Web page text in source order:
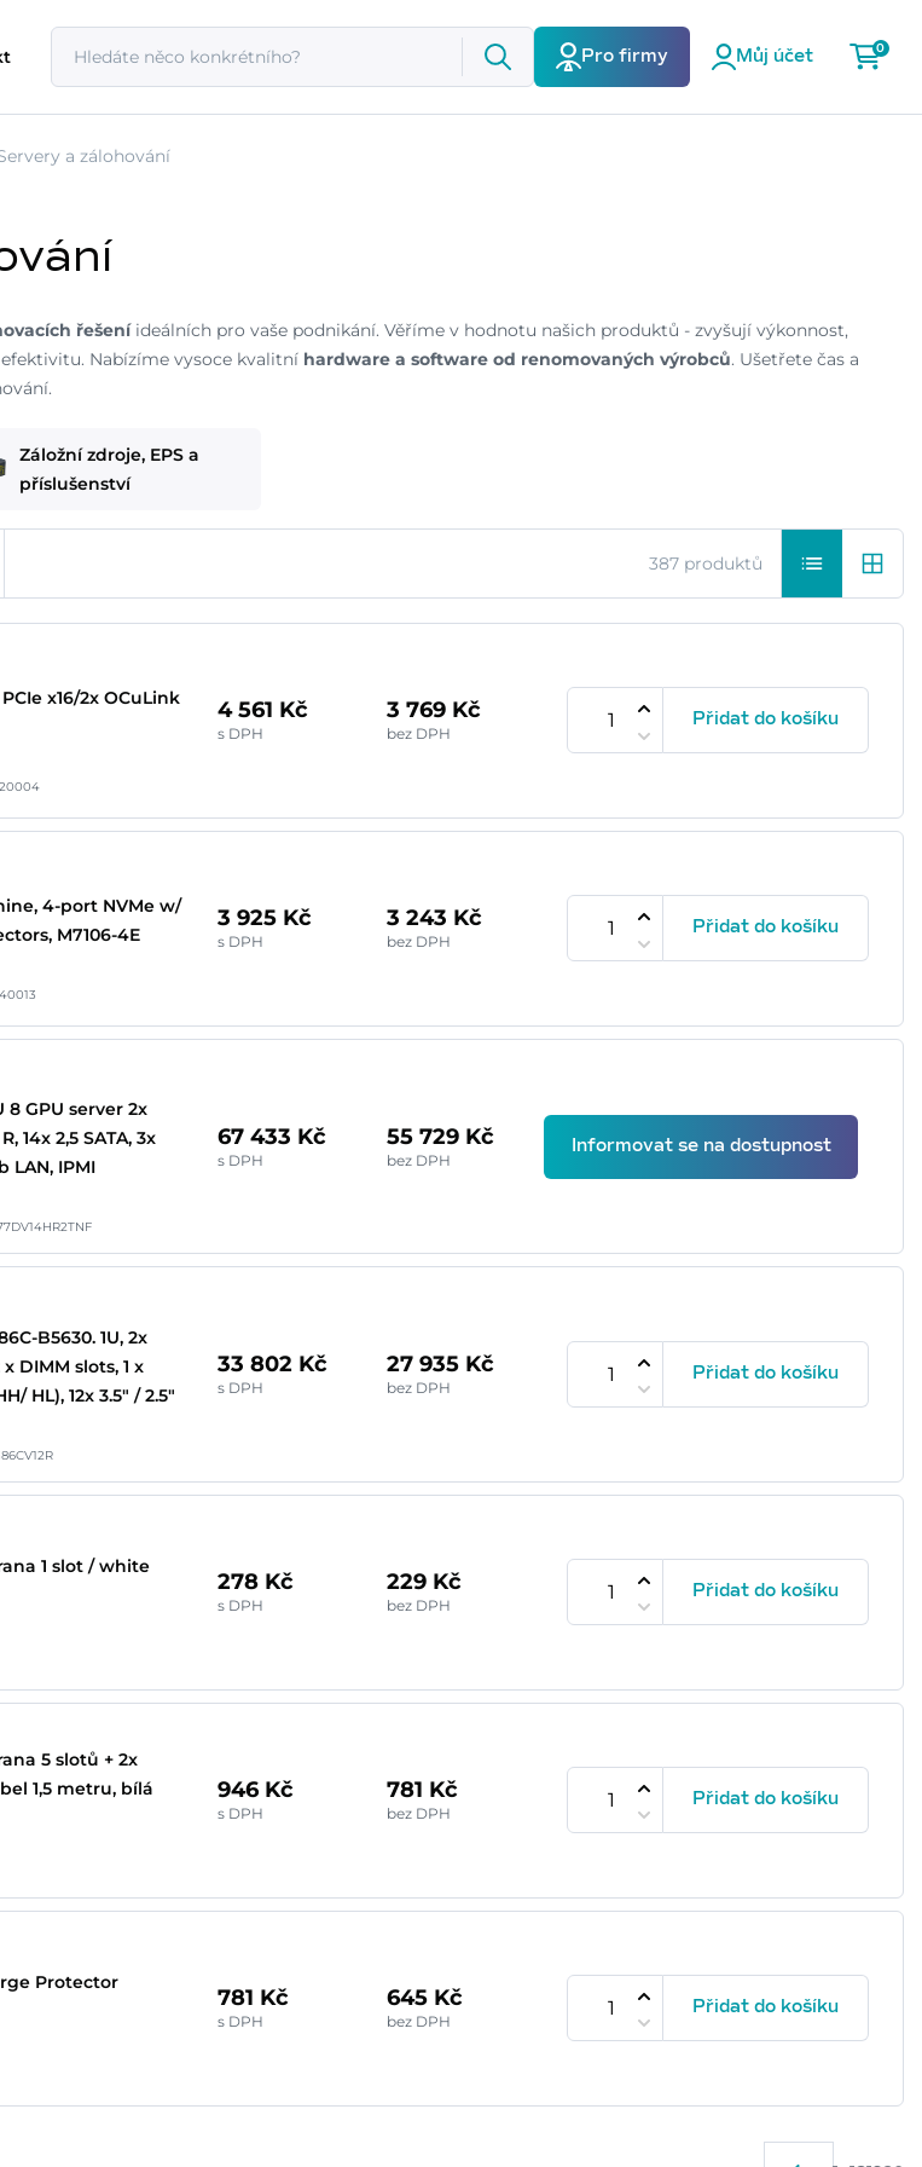
Pro firmy Můj účet
0
a zálohování
řešeníideálních pro vaše podnikání. Věříme v hodnotu našich produktů - zvyšují výkonnost,
Nabízíme vysoce kvalitní hardware a software od renomovaných výrobců. Ušetřete čas a
Záložní zdroje, EPS a
příslušenství
387 produktů
x16/2x OCuLink
4 561 Kč
s DPH
3 769 Kč
bez DPH
Přidat do košíku
4-port NVMe w/
M7106-4E
3 925 Kč
s DPH
3 243 Kč
bez DPH
Přidat do košíku
8 GPU server 2x
14x 2,5 SATA, 3x
LAN, IPMI
67 433 Kč
s DPH
55 729 Kč
bez DPH
Informovat se na dostupnost
B5630. 1U, 2x
x DIMM slots, 1 x
HL), 12x 3.5" / 2.5"
33 802 Kč
s DPH
27 935 Kč
bez DPH
Přidat do košíku
1 slot / white
278 Kč
s DPH
229 Kč
bez DPH
Přidat do košíku
5 slotů + 2x
1,5 metru, bílá
946 Kč
s DPH
781 Kč
bez DPH
Přidat do košíku
Protector
781 Kč
s DPH
645 Kč
bez DPH
Přidat do košíku